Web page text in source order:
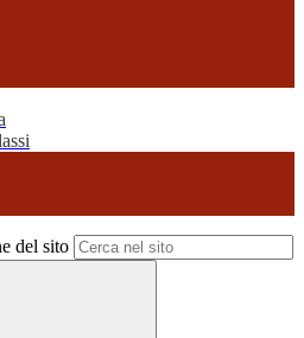
del sito